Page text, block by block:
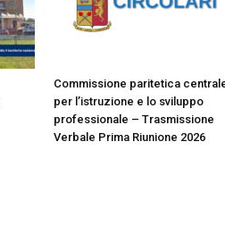
Commissione paritetica
per l’istruzione e lo sviluppo
professionale – Trasmissione
Verbale Prima Riunione 2026